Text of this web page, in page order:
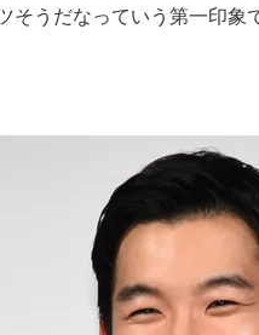
そうだなっていう第一印